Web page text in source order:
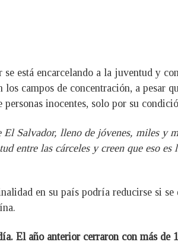
está encarcelando a la juventud y
campos de concentración, a pesar
inocentes, solo por su
Salvador, lleno de jóvenes, miles y
entre las cárceles y creen que eso
en su país podría reducirse si
El año anterior cerraron con más